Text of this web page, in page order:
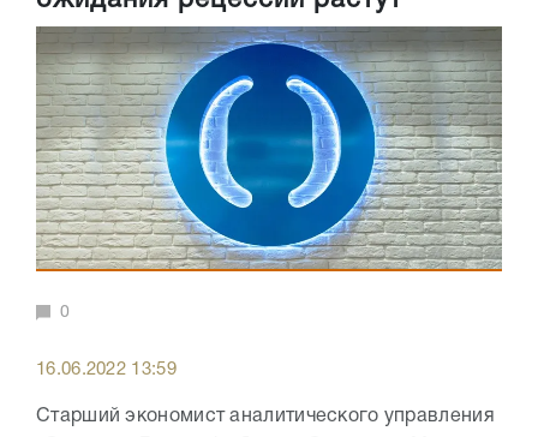
0
16.06.2022 13:59
Старший экономист аналитического управления